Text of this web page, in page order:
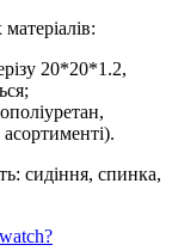
20*20*1.2,
сидіння, спинка,